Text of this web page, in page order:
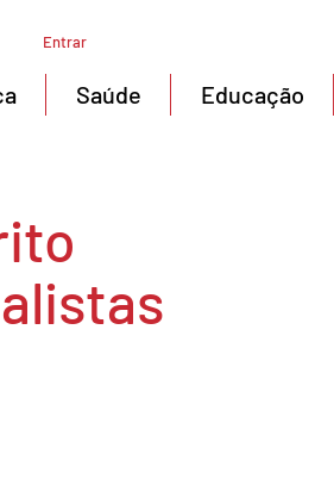
Entrar
Saúde Educação